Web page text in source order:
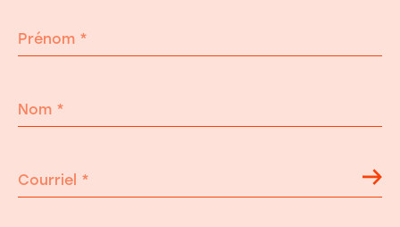
Prénom *
Nom *
Courriel *